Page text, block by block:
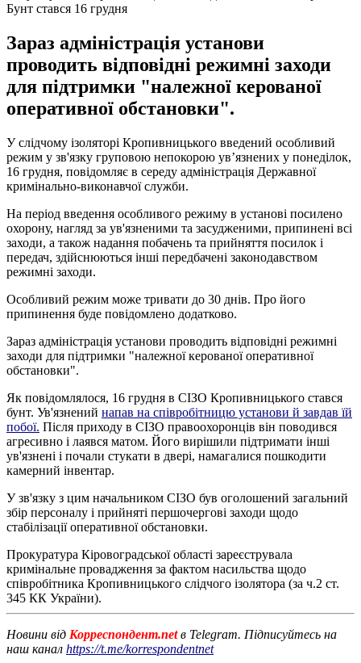
Бунт стався 16 грудня
Зараз адміністрація установи
проводить відповідні режимні заходи
для підтримки "належної керованої
оперативної обстановки".
У слідчому ізоляторі Кропивницького введений особливий
режим у зв'язку груповою непокорою ув’язнених у понеділок,
16 грудня, повідомляє в середу адміністрація Державної
кримінально-виконавчої служби.
На період введення особливого режиму в установі посилено
охорону, нагляд за ув'язненими та засудженими, припинені всі
заходи, а також надання побачень та прийняття посилок і
передач, здійснюються інші передбачені законодавством
режимні заходи.
Особливий режим може тривати до 30 днів. Про його
припинення буде повідомлено додатково.
Зараз адміністрація установи проводить відповідні режимні
заходи для підтримки "належної керованої оперативної
обстановки".
Як повідомлялося, 16 грудня в СІЗО Кропивницького стався
бунт. Ув'язнений напав на співробітницю установи й завдав їй
побої. Після приходу в СІЗО правоохоронців він поводився
агресивно і лаявся матом. Його вирішили підтримати інші
ув'язнені і почали стукати в двері, намагалися пошкодити
камерний інвентар.
У зв'язку з цим начальником СІЗО був оголошений загальний
збір персоналу і прийняті першочергові заходи щодо
стабілізації оперативної обстановки.
Прокуратура Кіровоградської області зареєструвала
кримінальне провадження за фактом насильства щодо
співробітника Кропивницького слідчого ізолятора (за ч.2 ст.
345 КК України).
Новини від Корреспондент.netв Telegram. Підписуйтесь на
наш канал https://t.me/korrespondentnet